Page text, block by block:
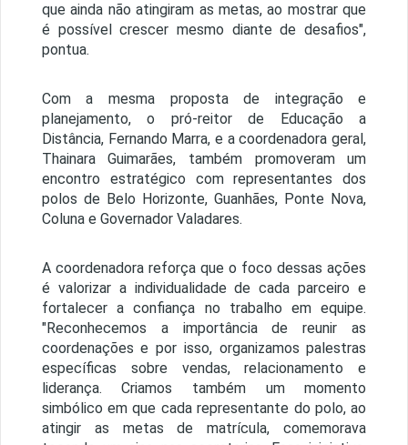
que ainda não atingiram as metas, ao mostrar que
é possível crescer mesmo diante de desafios",
pontua.
Com a mesma proposta de integração e
planejamento, o pró-reitor de Educação a
Distância, Fernando Marra, e a coordenadora geral,
Thainara Guimarães, também promoveram um
encontro estratégico com representantes dos
polos de Belo Horizonte, Guanhães, Ponte Nova,
Coluna e Governador Valadares.
A coordenadora reforça que o foco dessas ações
é valorizar a individualidade de cada parceiro e
fortalecer a confiança no trabalho em equipe.
"Reconhecemos a importância de reunir as
coordenações e por isso, organizamos palestras
específicas sobre vendas, relacionamento e
liderança. Criamos também um momento
simbólico em que cada representante do polo, ao
atingir as metas de matrícula, comemorava